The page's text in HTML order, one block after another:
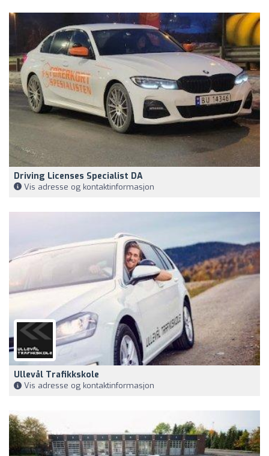
Driving Licenses Specialist DA
Vis adresse og kontaktinformasjon
Ullevål Trafikkskole
Vis adresse og kontaktinformasjon